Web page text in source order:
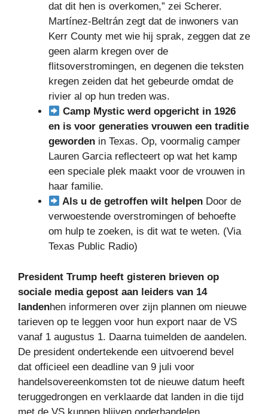
dat dit hen is overkomen,” zei Scherer.
Martínez-Beltrán zegt dat de inwoners van
Kerr County met wie hij sprak, zeggen dat ze
geen alarm kregen over de
flitsoverstromingen, en degenen die teksten
kregen zeiden dat het gebeurde omdat de
rivier al op hun treden was.
Camp Mystic werd opgericht in 1926
en is voor generaties vrouwen een traditie
geworden in Texas. Op, voormalig camper
Lauren Garcia reflecteert op wat het kamp
een speciale plek maakt voor de vrouwen in
haar familie.
Als u de getroffen wilt helpen Door de
verwoestende overstromingen of behoefte
om hulp te zoeken, is dit wat te weten. (Via
Texas Public Radio)
President Trump heeft gisteren brieven op
sociale media gepost aan leiders van 14
landenhen informeren over zijn plannen om nieuwe
tarieven op te leggen voor hun export naar de VS
vanaf 1 augustus 1. Daarna tuimelden de aandelen.
De president ondertekende een uitvoerend bevel
dat officieel een deadline van 9 juli voor
handelsovereenkomsten tot de nieuwe datum heeft
teruggedrongen en verklaarde dat landen in die tijd
met de VS kunnen blijven onderhandelen.